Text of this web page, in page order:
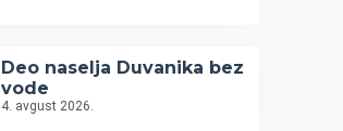
Deo naselja Duvanika bez
vode
4. avgust 2026.